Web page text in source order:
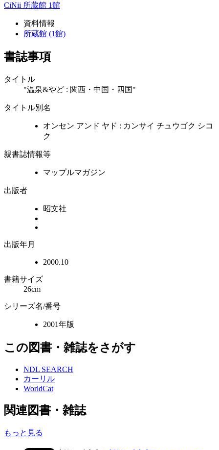
CiNii 所蔵館 1館
資料情報
所蔵館 (1館)
書誌事項
タイトル
"温泉&やど : 関西・中国・四国"
タイトル別名
オンセン アンド ヤド : カンサイ チュウゴク シコ
ク
親書誌情報等
マップルマガジン
出版者
昭文社
出版年月
2000.10
書籍サイズ
26cm
シリーズ名/番号
2001年版
この図書・雑誌をさがす
NDL SEARCH
カーリル
WorldCat
関連図書・雑誌
もっと見る